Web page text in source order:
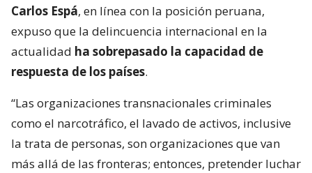
Carlos Espá, en línea con la posición peruana,
expuso que la delincuencia internacional en la
actualidad ha sobrepasado la capacidad de
respuesta de los países.
“Las organizaciones transnacionales criminales
como el narcotráfico, el lavado de activos, inclusive
la trata de personas, son organizaciones que van
más allá de las fronteras; entonces, pretender luchar